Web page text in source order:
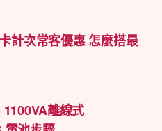
計次常客優惠 怎麼搭最
離線式